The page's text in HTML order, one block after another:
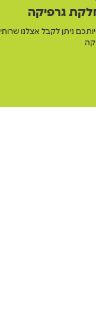
גרפיקה
ניתן לקבל אצלנו שרותי